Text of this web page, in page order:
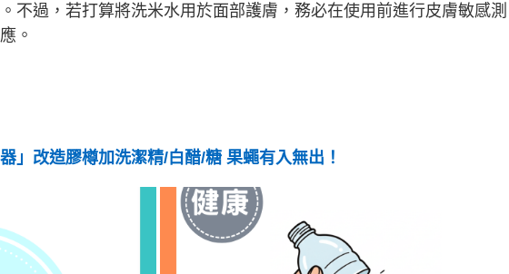
不過，若打算將洗米水用於面部護膚，務必在使用前進行皮膚敏感測
。
」改造膠樽加洗潔精/白醋/糖 果蠅有入無出！